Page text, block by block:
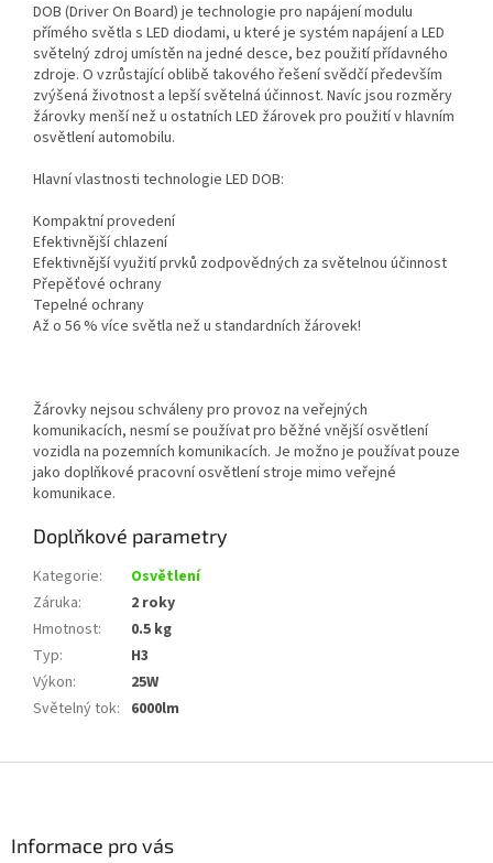
DOB (Driver On Board) je technologie pro napájení modulu
přímého světla s LED diodami, u které je systém napájení a LED
světelný zdroj umístěn na jedné desce, bez použití přídavného
zdroje. O vzrůstající oblibě takového řešení svědčí především
zvýšená životnost a lepší světelná účinnost. Navíc jsou rozměry
žárovky menší než u ostatních LED žárovek pro použití v hlavním
osvětlení automobilu.
Hlavní vlastnosti technologie LED DOB:
Kompaktní provedení
Efektivnější chlazení
Efektivnější využití prvků zodpovědných za světelnou účinnost
Přepěťové ochrany
Tepelné ochrany
Až o 56 % více světla než u standardních žárovek!
Žárovky nejsou schváleny pro provoz na veřejných
komunikacích, nesmí se používat pro běžné vnější osvětlení
vozidla na pozemních komunikacích. Je možno je používat pouze
jako doplňkové pracovní osvětlení stroje mimo veřejné
komunikace.
Doplňkové parametry
Kategorie:
Osvětlení
Záruka:
2 roky
Hmotnost:
0.5 kg
Typ:
H3
Výkon:
25W
Světelný tok: 6000lm
Informace pro vás